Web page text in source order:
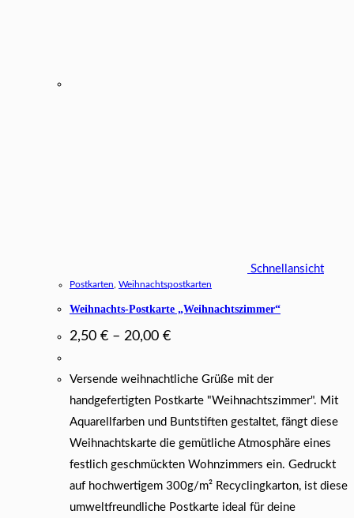
Schnellansicht
Postkarten Weihnachtspostkarten
Weihnachts-Postkarte „Weihnachtszimmer“
2,50 € – 20,00 €
Versende weihnachtliche Grüße mit der
handgefertigten Postkarte "Weihnachtszimmer". Mit
Aquarellfarben und Buntstiften gestaltet, fängt diese
Weihnachtskarte die gemütliche Atmosphäre eines
festlich geschmückten Wohnzimmers ein. Gedruckt
auf hochwertigem 300g/m² Recyclingkarton, ist diese
umweltfreundliche Postkarte ideal für deine